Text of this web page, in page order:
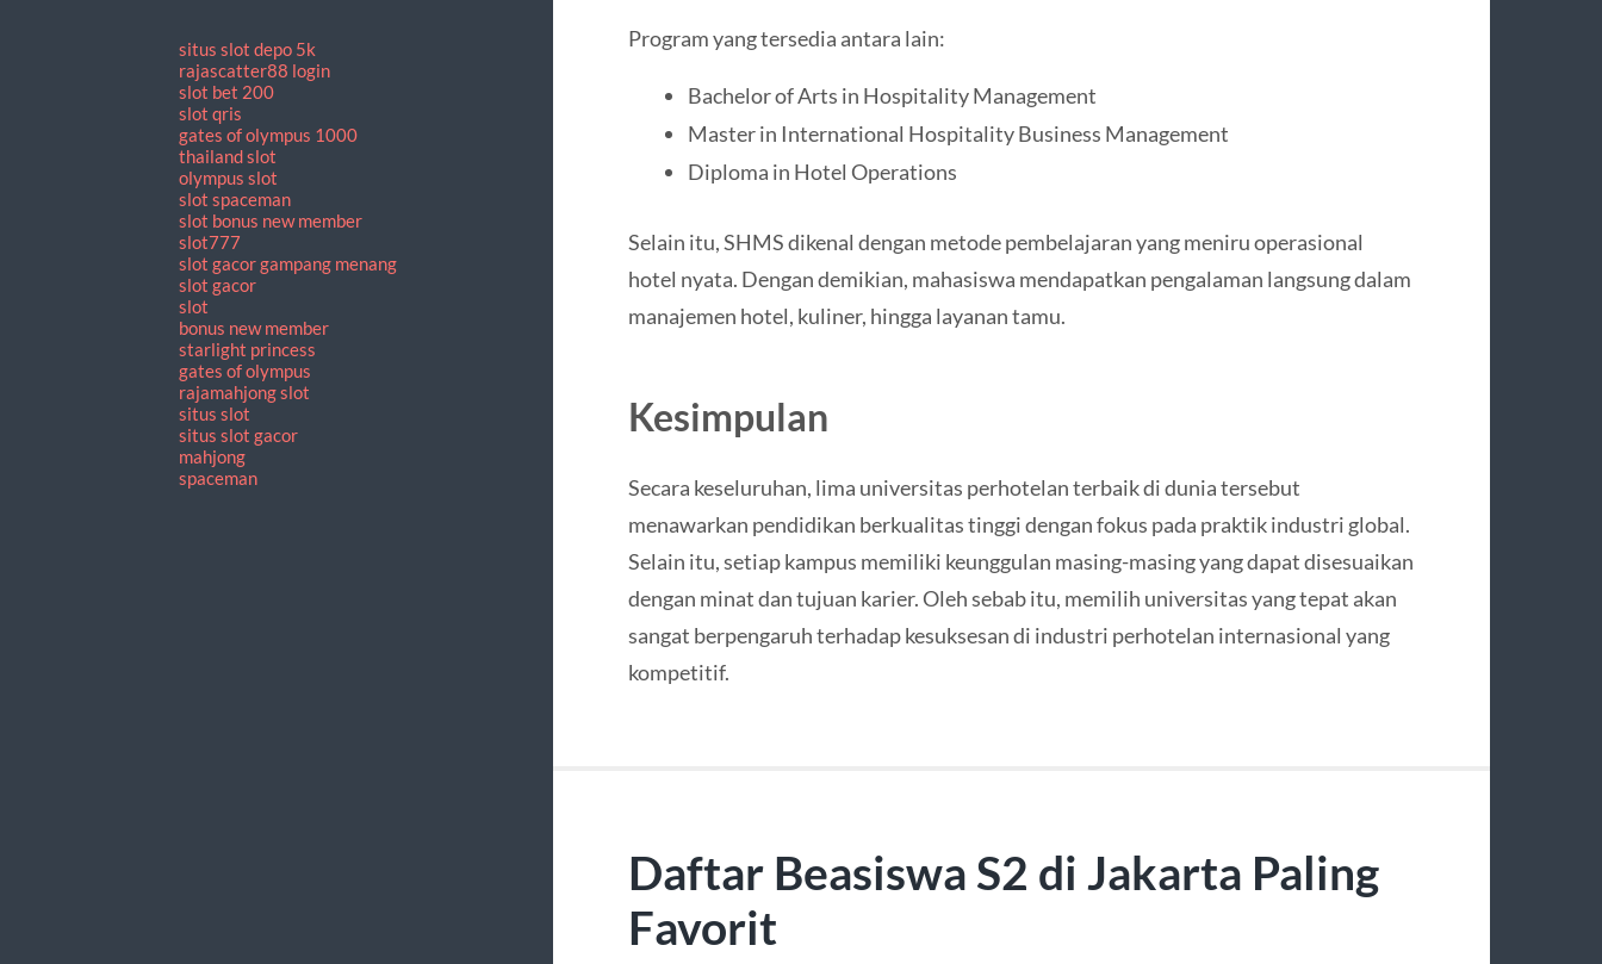
situs slot depo 5k
rajascatter88 login
slot bet 200
slot qris
gates of olympus 1000
thailand slot
olympus slot
slot spaceman
slot bonus new member
slot777
slot gacor gampang menang
slot gacor
slot
bonus new member
starlight princess
gates of olympus
rajamahjong slot
situs slot
situs slot gacor
mahjong
spaceman
Program yang tersedia antara lain:
Bachelor of Arts in Hospitality Management
Master in International Hospitality Business Management
Diploma in Hotel Operations
Selain itu, SHMS dikenal dengan metode pembelajaran yang meniru operasional
hotel nyata. Dengan demikian, mahasiswa mendapatkan pengalaman langsung dalam
manajemen hotel, kuliner, hingga layanan tamu.
Kesimpulan
Secara keseluruhan, lima universitas perhotelan terbaik di dunia tersebut
menawarkan pendidikan berkualitas tinggi dengan fokus pada praktik industri global.
Selain itu, setiap kampus memiliki keunggulan masing-masing yang dapat disesuaikan
dengan minat dan tujuan karier. Oleh sebab itu, memilih universitas yang tepat akan
sangat berpengaruh terhadap kesuksesan di industri perhotelan internasional yang
kompetitif.
Daftar Beasiswa S2 di Jakarta Paling
Favorit